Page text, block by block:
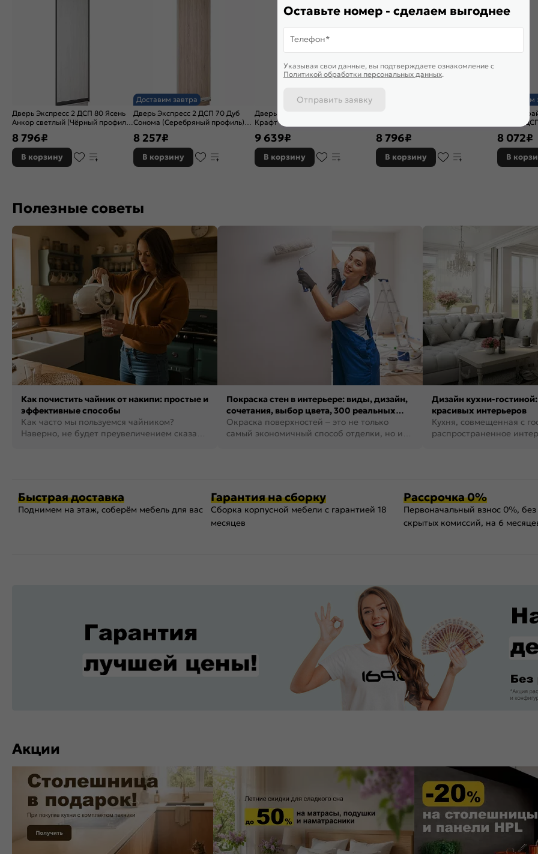
Дверь Экспресс 2 ДСП 80 Ясень
Анкор светлый (Чёрный профиль)
8 796₽
В корзину
Доставим завтра
Дверь Экспресс 2 ДСП 70 Дуб
Сонома (Серебряный профиль)
8 257₽
В корзину
Дверь Экспресс 2 ДСП 80 Дуб
Крафт Табачный (Чёрный
9 639₽
В корзину
8 796₽
В корзину
Доставим
Дверь
секций
8 072₽
В
Полезные советы
Как почистить чайник от накипи: простые и
эффективные способы
Как часто мы пользуемся чайником?
Наверно, не будет преувеличением сказать,
Покраска стен в интерьере: виды, дизайн,
сочетания, выбор цвета, 300 реальных
фото
Окраска поверхностей – это не только
самый экономичный способ отделки, но и
Дизайн кухни-
красивых интерьеров
Кухня, совмещенная с
распространенное
Быстрая доставка
Поднимем на этаж, соберём мебель для вас
Гарантия на сборку
Сборка корпусной мебели с гарантией 18
месяцев
Рассрочка 0%
Первоначальный взнос 0%,
скрытых комиссий, на 6
Акции
Оставьте номер - сделаем выгоднее
Телефон*
Указывая свои данные, вы подтверждаете ознакомление c
Политикой обработки персональных данных.
Отправить заявку